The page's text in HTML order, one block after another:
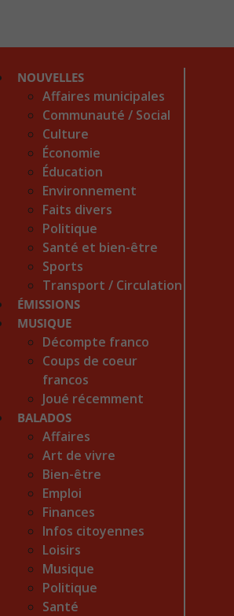
NOUVELLES
Affaires municipales
Communauté / Social
Culture
Économie
Éducation
Environnement
Faits divers
Politique
Santé et bien-être
Sports
Transport / Circulation
ÉMISSIONS
MUSIQUE
Décompte franco
Coups de coeur
francos
Joué récemment
BALADOS
Affaires
Art de vivre
Bien-être
Emploi
Finances
Infos citoyennes
Loisirs
Musique
Politique
Santé